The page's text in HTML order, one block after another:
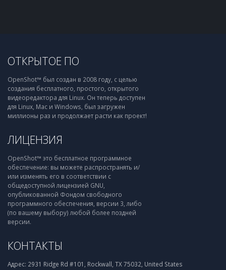
ОТКРЫТОЕ ПО
OpenShot™ был создан в 2008 году, с целью
создания бесплатного, простого, открытого
видеоредактора для Linux. Он теперь доступен
для Linux, Mac и Windows, был загружен
миллионы раз и продолжает расти как проект!
ЛИЦЕНЗИЯ
OpenShot™ это бесплатное программное
обеспечение: вы можете распространять и/
или изменять его в соответствии с
общедоступной лицензией GNU,
опубликованной Фондом свободного
программного обеспечения, версии 3, либо
(по вашему выбору) любой более поздней
версии.
КОНТАКТЫ
Адрес: 2931 Ridge Rd #101, Rockwall, TX 75032, United States